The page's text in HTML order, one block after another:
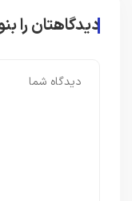
دیدگاهتان را